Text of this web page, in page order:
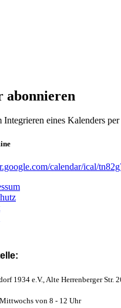
abonnieren
Integrieren eines Kalenders
calendar/ical/
1934 e.V., Alte Herrenberger Str.
von 8 - 12 Uhr